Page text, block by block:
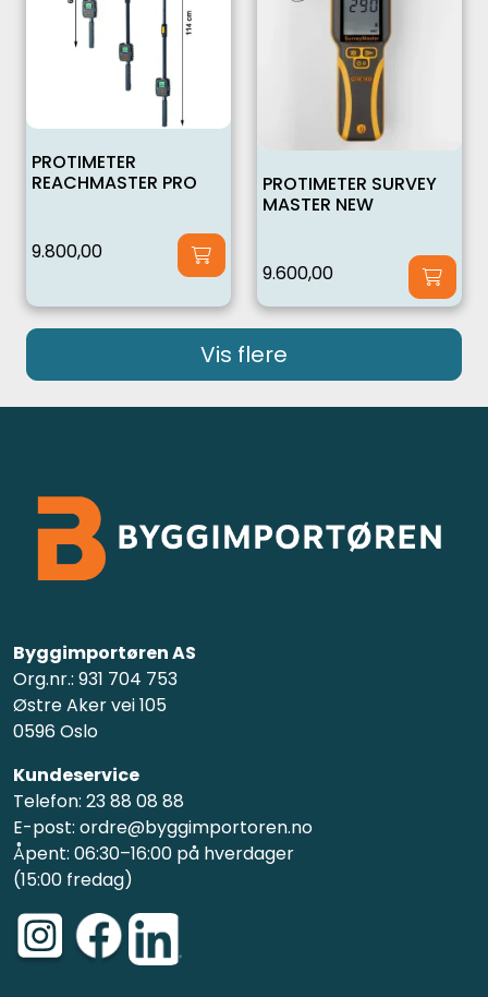
PROTIMETER
REACHMASTER PRO
9.800,00
PROTIMETER SURVEY
MASTER NEW
9.600,00
Vis flere
Byggimportøren AS
Org.nr.: 931 704 753
Østre Aker vei 105
0596 Oslo
Kundeservice
Telefon: 23 88 08 88
E-post: ordre@byggimportoren.no
Åpent: 06:30–16:00 på hverdager
(15:00 fredag)